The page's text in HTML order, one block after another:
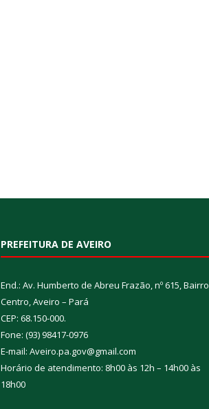
PREFEITURA DE AVEIRO
End.: Av. Humberto de Abreu Frazão, nº 615, Bairro
Centro, Aveiro – Pará
CEP: 68.150-000.
Fone: (93) 98417-0976
E-mail: Aveiro.pa.gov@gmail.com
Horário de atendimento: 8h00 às 12h – 14h00 às
18h00